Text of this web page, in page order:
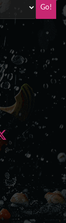
Go!